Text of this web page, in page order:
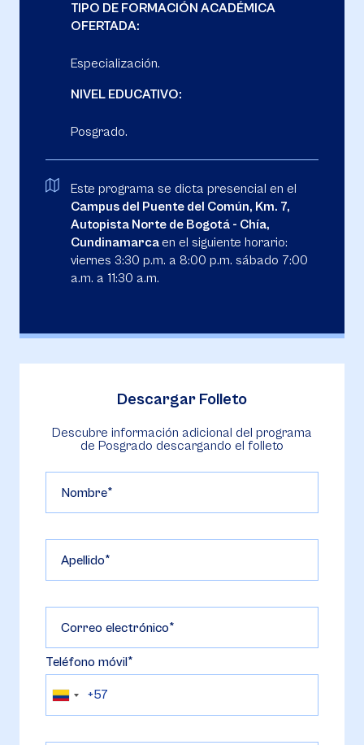
TIPO DE FORMACIÓN ACADÉMICA
OFERTADA:
Especialización.
NIVEL EDUCATIVO:
Posgrado.
Este programa se dicta presencial en el
Campus del Puente del Común, Km. 7,
Autopista Norte de Bogotá - Chía,
Cundinamarca en el siguiente horario:
viernes 3:30 p.m. a 8:00 p.m. sábado 7:00
a.m. a 11:30 a.m.
Descargar Folleto
Descubre información adicional del programa
de Posgrado descargando el folleto
Nombre
Apellido
Correo electrónico
Teléfono móvil